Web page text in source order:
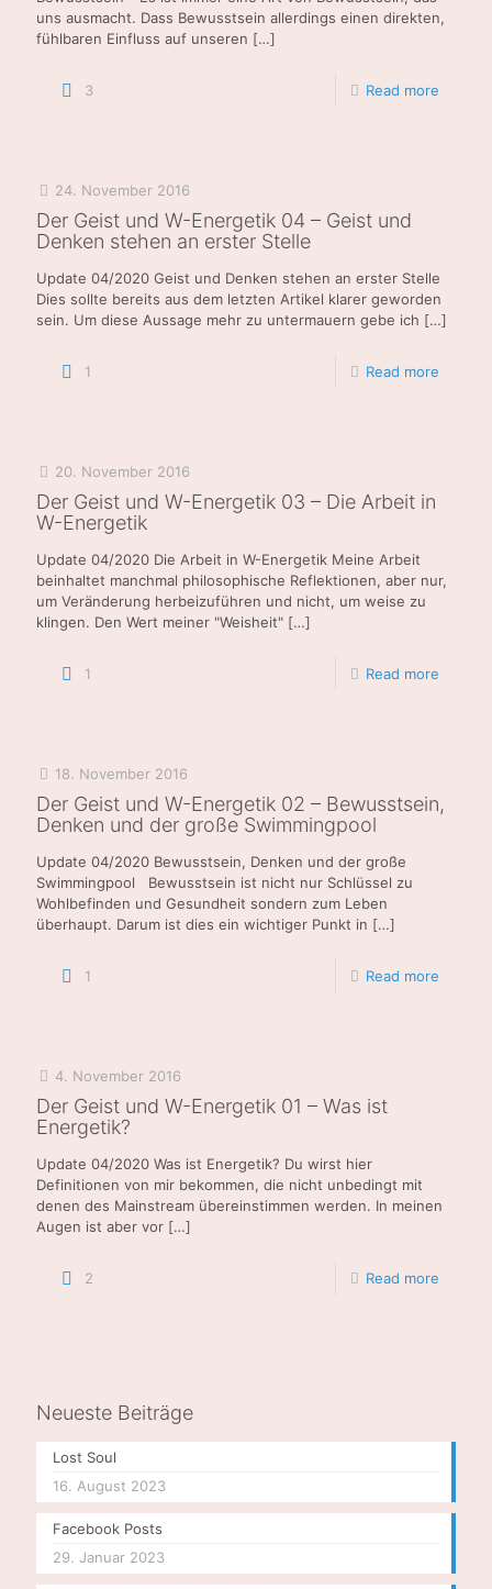
uns ausmacht. Dass Bewusstsein allerdings einen direkten,
fühlbaren Einfluss auf unseren […]
3 Read more
24. November 2016
Der Geist und W-Energetik 04 – Geist und
Denken stehen an erster Stelle
Update 04/2020 Geist und Denken stehen an erster Stelle
Dies sollte bereits aus dem letzten Artikel klarer geworden
sein. Um diese Aussage mehr zu untermauern gebe ich […]
1 Read more
20. November 2016
Der Geist und W-Energetik 03 – Die Arbeit in
W-Energetik
Update 04/2020 Die Arbeit in W-Energetik Meine Arbeit
beinhaltet manchmal philosophische Reflektionen, aber nur,
um Veränderung herbeizuführen und nicht, um weise zu
klingen. Den Wert meiner "Weisheit" […]
1 Read more
18. November 2016
Der Geist und W-Energetik 02 – Bewusstsein,
Denken und der große Swimmingpool
Update 04/2020 Bewusstsein, Denken und der große
Swimmingpool Bewusstsein ist nicht nur Schlüssel zu
Wohlbefinden und Gesundheit sondern zum Leben
überhaupt. Darum ist dies ein wichtiger Punkt in […]
1 Read more
4. November 2016
Der Geist und W-Energetik 01 – Was ist
Energetik?
Update 04/2020 Was ist Energetik? Du wirst hier
Definitionen von mir bekommen, die nicht unbedingt mit
denen des Mainstream übereinstimmen werden. In meinen
Augen ist aber vor […]
2 Read more
Neueste Beiträge
Lost Soul
16. August 2023
Facebook Posts
29. Januar 2023